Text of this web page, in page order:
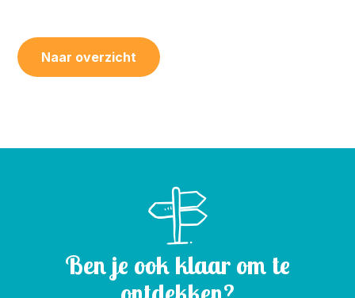
Naar overzicht
Ben je ook klaar om te